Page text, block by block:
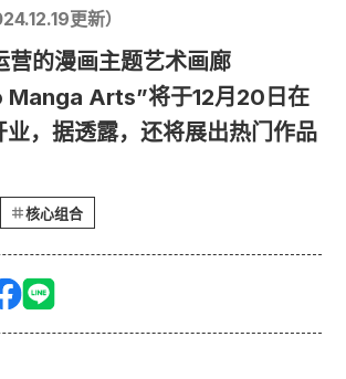
更新）
的漫画主题艺术画廊
Manga Arts”将于12月20日在
业，据透露，还将展出热门作品
核心组合